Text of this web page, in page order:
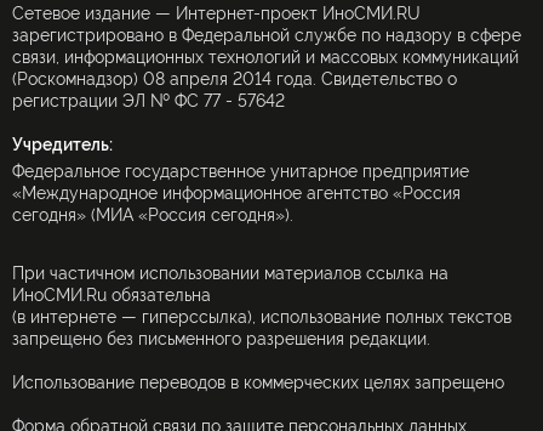
Сетевое издание — Интернет-проект ИноСМИ.RU
зарегистрировано в Федеральной службе по надзору в сфере
связи, информационных технологий и массовых коммуникаций
(Роскомнадзор) 08 апреля 2014 года. Свидетельство о
регистрации ЭЛ № ФС 77 - 57642
Учредитель:
Федеральное государственное унитарное предприятие
«Международное информационное агентство «Россия
сегодня» (МИА «Россия сегодня»).
При частичном использовании материалов ссылка на
ИноСМИ.Ru обязательна
(в интернете — гиперссылка), использование полных текстов
запрещено без письменного разрешения редакции.
Использование переводов в коммерческих целях запрещено
Форма обратной связи по защите персональных данных